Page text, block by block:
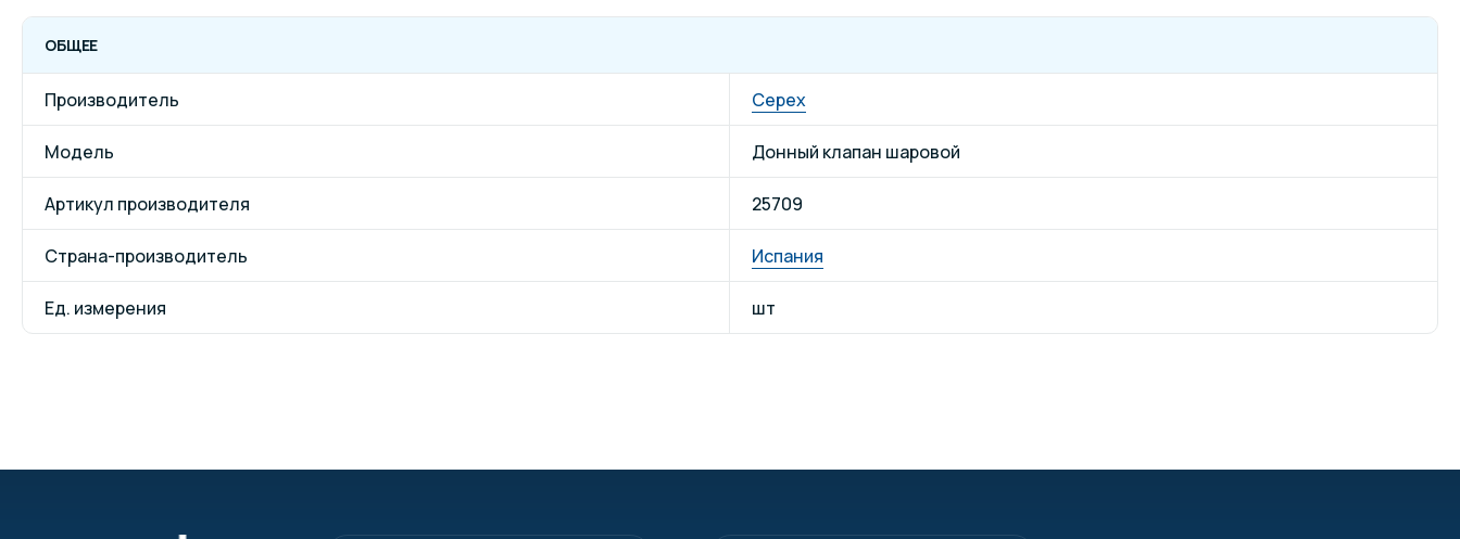
ОБЩЕЕ
Производитель Cepex
Модель Донный клапан шаровой
Артикул производителя 25709
Страна-производитель Испания
Ед. измерения шт